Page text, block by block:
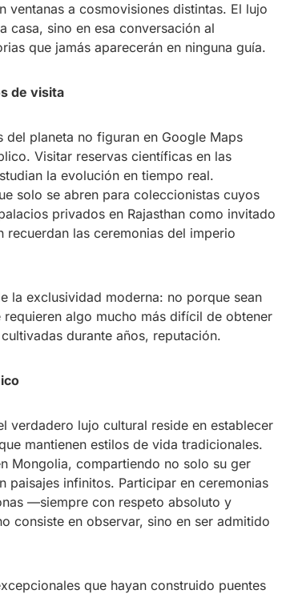
a cosmovisiones distintas. El lujo
casa, sino en esa conversación al
que jamás aparecerán en ninguna guía.
de visita
planeta no figuran en Google Maps
Visitar reservas científicas en las
la evolución en tiempo real.
solo se abren para coleccionistas cuyos
privados en Rajasthan como invitado
recuerdan las ceremonias del imperio
la exclusividad moderna: no porque sean
algo mucho más difícil de obtener
durante años, reputación.
verdadero lujo cultural reside en establecer
mantienen estilos de vida tradicionales.
Mongolia, compartiendo no solo su ger
paisajes infinitos. Participar en ceremonias
—siempre con respeto absoluto y
consiste en observar, sino en ser admitido
que hayan construido puentes